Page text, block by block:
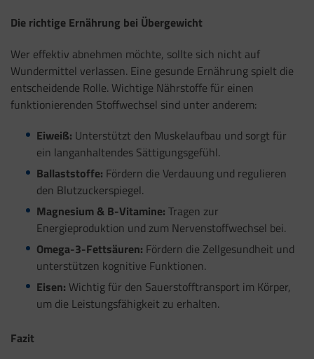
Die richtige Ernährung bei Übergewicht
Wer effektiv abnehmen möchte, sollte sich nicht auf
Wundermittel verlassen. Eine gesunde Ernährung spielt die
entscheidende Rolle. Wichtige Nährstoffe für einen
funktionierenden Stoffwechsel sind unter anderem:
Eiweiß: Unterstützt den Muskelaufbau und sorgt für
ein langanhaltendes Sättigungsgefühl.
Ballaststoffe: Fördern die Verdauung und regulieren
den Blutzuckerspiegel.
Magnesium & B-Vitamine: Tragen zur
Energieproduktion und zum Nervenstoffwechsel bei.
Omega-3-Fettsäuren: Fördern die Zellgesundheit und
unterstützen kognitive Funktionen.
Eisen: Wichtig für den Sauerstofftransport im Körper,
um die Leistungsfähigkeit zu erhalten.
Fazit